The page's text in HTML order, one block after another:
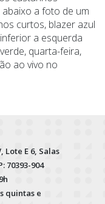
a foto de um
curtos, blazer azul
a esquerda
quarta-feira,
ao vivo no
Lote E 6, Salas
70393-904
quintas e